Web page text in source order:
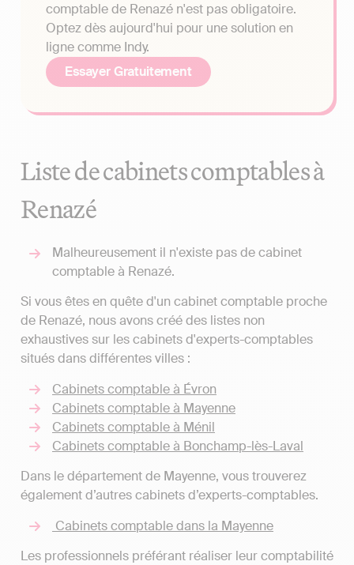
comptable de Renazé n'est pas obligatoire.
Optez dès aujourd'hui pour une solution en
ligne comme Indy.
Essayer Gratuitement
Liste de cabinets comptables à
Renazé
Malheureusement il n'existe pas de cabinet
comptable à Renazé.
Si vous êtes en quête d'un cabinet comptable proche
de Renazé, nous avons créé des listes non
exhaustives sur les cabinets d'experts-comptables
situés dans différentes villes :
Cabinets comptable à Évron
Cabinets comptable à Mayenne
Cabinets comptable à Ménil
Cabinets comptable à Bonchamp-lès-Laval
Dans le département de Mayenne, vous trouverez
également d’autres cabinets d’experts-comptables.
Cabinets comptable dans la Mayenne
Les professionnels préférant réaliser leur comptabilité